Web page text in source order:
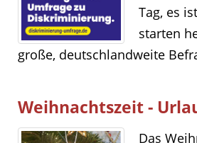
Tag, es
starten
große, deutschlandweite
Weihnachtszeit -
Das